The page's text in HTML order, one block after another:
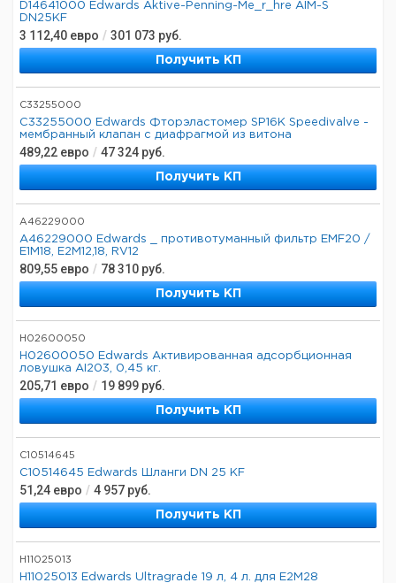
D14641000 Edwards Aktive-Penning-Me_r_hre AIM-S
DN25KF
3 112,40 евро / 301 073 руб.
Получить КП
C33255000
C33255000 Edwards Фторэластомер SP16K Speedivalve -
мембранный клапан с диафрагмой из витона
489,22 евро / 47 324 руб.
Получить КП
A46229000
A46229000 Edwards _ противотуманный фильтр EMF20 /
E1M18, E2M12,18, RV12
809,55 евро / 78 310 руб.
Получить КП
H02600050
H02600050 Edwards Активированная адсорбционная
ловушка AI203, 0,45 кг.
205,71 евро / 19 899 руб.
Получить КП
C10514645
C10514645 Edwards Шланги DN 25 KF
51,24 евро / 4 957 руб.
Получить КП
H11025013
H11025013 Edwards Ultragrade 19 л, 4 л. для E2M28